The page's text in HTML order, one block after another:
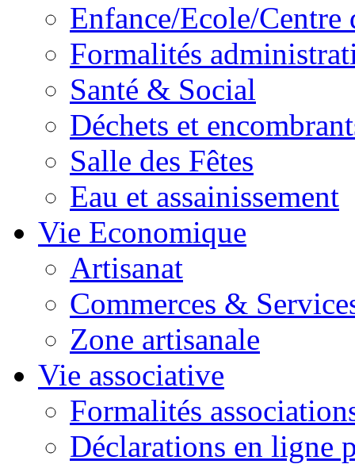
Enfance/Ecole/Centre
Formalités
Santé & Social
Déchets et
Salle des Fêtes
Eau et assainissement
Vie Economique
Artisanat
Commerces &
Zone artisanale
Vie associative
Formalités
Déclarations en ligne